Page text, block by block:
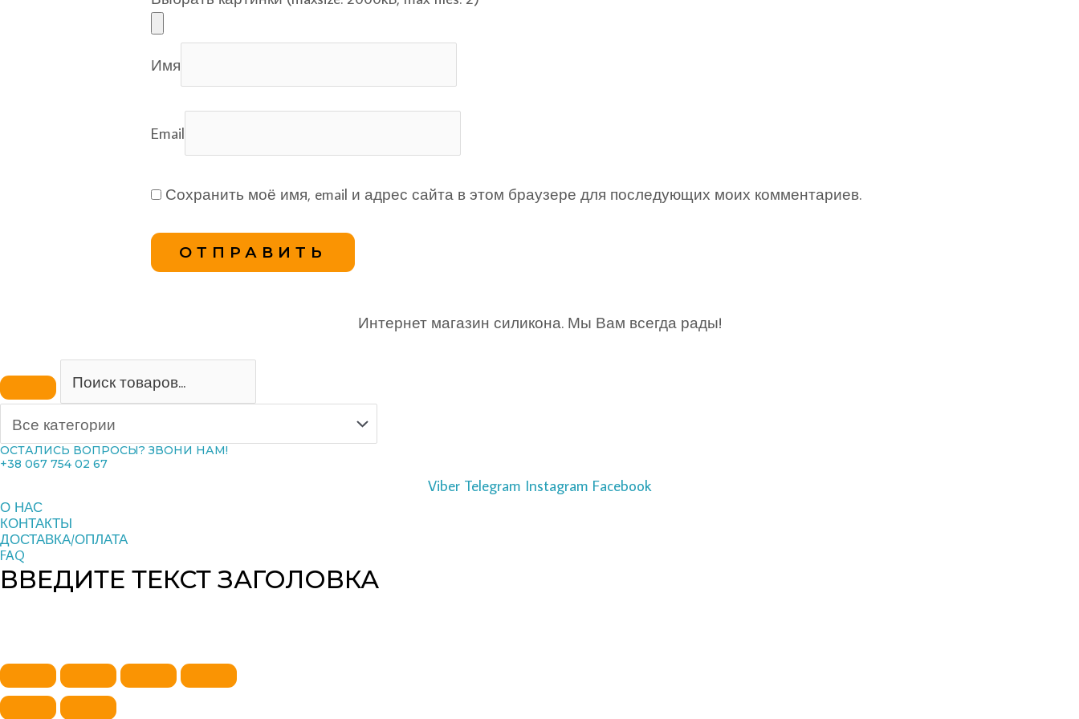
Имя
Email
Сохранить моё имя, email и адрес сайта в этом браузере для последующих моих комментариев.
Интернет магазин силикона. Мы Вам всегда рады!
ОСТАЛИСЬ ВОПРОСЫ? ЗВОНИ НАМ!
+38 067 754 02 67
Viber Telegram Instagram Facebook
О НАС
КОНТАКТЫ
ДОСТАВКА/ОПЛАТА
FAQ
ВВЕДИТЕ ТЕКСТ ЗАГОЛОВКА